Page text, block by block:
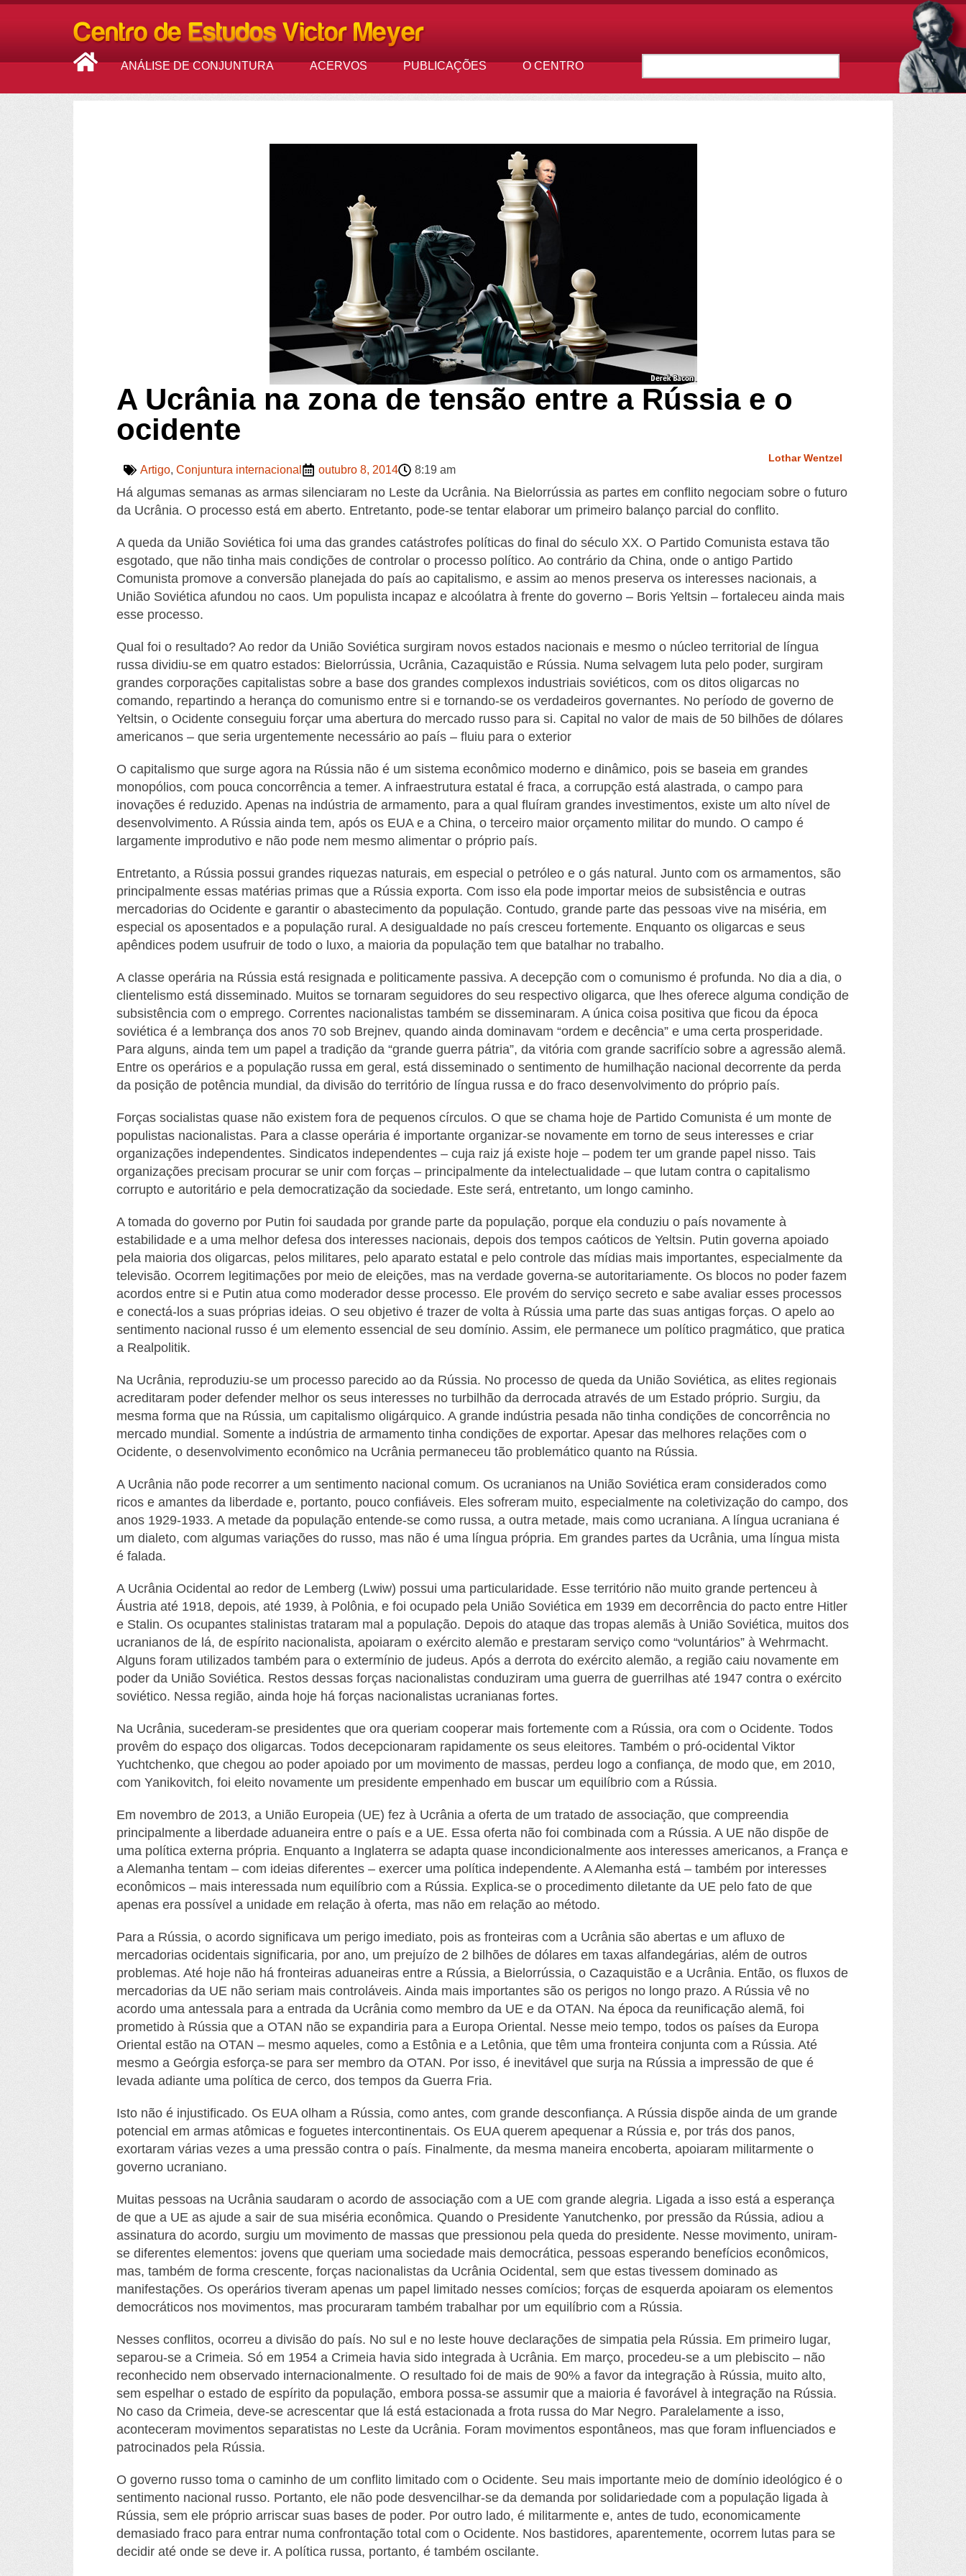
ANÁLISE DE CONJUNTURA ACERVOS PUBLICAÇÕES O CENTRO
A Ucrânia na zona de tensão entre a Rússia e o
ocidente
Lothar Wentzel
Artigo, Conjuntura internacional outubro 8, 2014 8:19 am
Há algumas semanas as armas silenciaram no Leste da Ucrânia. Na Bielorrússia as partes em conflito negociam sobre o futuro
da Ucrânia. O processo está em aberto. Entretanto, pode-se tentar elaborar um primeiro balanço parcial do conflito.
A queda da União Soviética foi uma das grandes catástrofes políticas do final do século XX. O Partido Comunista estava tão
esgotado, que não tinha mais condições de controlar o processo político. Ao contrário da China, onde o antigo Partido
Comunista promove a conversão planejada do país ao capitalismo, e assim ao menos preserva os interesses nacionais, a
União Soviética afundou no caos. Um populista incapaz e alcoólatra à frente do governo – Boris Yeltsin – fortaleceu ainda mais
esse processo.
Qual foi o resultado? Ao redor da União Soviética surgiram novos estados nacionais e mesmo o núcleo territorial de língua
russa dividiu-se em quatro estados: Bielorrússia, Ucrânia, Cazaquistão e Rússia. Numa selvagem luta pelo poder, surgiram
grandes corporações capitalistas sobre a base dos grandes complexos industriais soviéticos, com os ditos oligarcas no
comando, repartindo a herança do comunismo entre si e tornando-se os verdadeiros governantes. No período de governo de
Yeltsin, o Ocidente conseguiu forçar uma abertura do mercado russo para si. Capital no valor de mais de 50 bilhões de dólares
americanos – que seria urgentemente necessário ao país – fluiu para o exterior
O capitalismo que surge agora na Rússia não é um sistema econômico moderno e dinâmico, pois se baseia em grandes
monopólios, com pouca concorrência a temer. A infraestrutura estatal é fraca, a corrupção está alastrada, o campo para
inovações é reduzido. Apenas na indústria de armamento, para a qual fluíram grandes investimentos, existe um alto nível de
desenvolvimento. A Rússia ainda tem, após os EUA e a China, o terceiro maior orçamento militar do mundo. O campo é
largamente improdutivo e não pode nem mesmo alimentar o próprio país.
Entretanto, a Rússia possui grandes riquezas naturais, em especial o petróleo e o gás natural. Junto com os armamentos, são
principalmente essas matérias primas que a Rússia exporta. Com isso ela pode importar meios de subsistência e outras
mercadorias do Ocidente e garantir o abastecimento da população. Contudo, grande parte das pessoas vive na miséria, em
especial os aposentados e a população rural. A desigualdade no país cresceu fortemente. Enquanto os oligarcas e seus
apêndices podem usufruir de todo o luxo, a maioria da população tem que batalhar no trabalho.
A classe operária na Rússia está resignada e politicamente passiva. A decepção com o comunismo é profunda. No dia a dia, o
clientelismo está disseminado. Muitos se tornaram seguidores do seu respectivo oligarca, que lhes oferece alguma condição de
subsistência com o emprego. Correntes nacionalistas também se disseminaram. A única coisa positiva que ficou da época
soviética é a lembrança dos anos 70 sob Brejnev, quando ainda dominavam “ordem e decência” e uma certa prosperidade.
Para alguns, ainda tem um papel a tradição da “grande guerra pátria”, da vitória com grande sacrifício sobre a agressão alemã.
Entre os operários e a população russa em geral, está disseminado o sentimento de humilhação nacional decorrente da perda
da posição de potência mundial, da divisão do território de língua russa e do fraco desenvolvimento do próprio país.
Forças socialistas quase não existem fora de pequenos círculos. O que se chama hoje de Partido Comunista é um monte de
populistas nacionalistas. Para a classe operária é importante organizar-se novamente em torno de seus interesses e criar
organizações independentes. Sindicatos independentes – cuja raiz já existe hoje – podem ter um grande papel nisso. Tais
organizações precisam procurar se unir com forças – principalmente da intelectualidade – que lutam contra o capitalismo
corrupto e autoritário e pela democratização da sociedade. Este será, entretanto, um longo caminho.
A tomada do governo por Putin foi saudada por grande parte da população, porque ela conduziu o país novamente à
estabilidade e a uma melhor defesa dos interesses nacionais, depois dos tempos caóticos de Yeltsin. Putin governa apoiado
pela maioria dos oligarcas, pelos militares, pelo aparato estatal e pelo controle das mídias mais importantes, especialmente da
televisão. Ocorrem legitimações por meio de eleições, mas na verdade governa-se autoritariamente. Os blocos no poder fazem
acordos entre si e Putin atua como moderador desse processo. Ele provém do serviço secreto e sabe avaliar esses processos
e conectá-los a suas próprias ideias. O seu objetivo é trazer de volta à Rússia uma parte das suas antigas forças. O apelo ao
sentimento nacional russo é um elemento essencial de seu domínio. Assim, ele permanece um político pragmático, que pratica
a Realpolitik.
Na Ucrânia, reproduziu-se um processo parecido ao da Rússia. No processo de queda da União Soviética, as elites regionais
acreditaram poder defender melhor os seus interesses no turbilhão da derrocada através de um Estado próprio. Surgiu, da
mesma forma que na Rússia, um capitalismo oligárquico. A grande indústria pesada não tinha condições de concorrência no
mercado mundial. Somente a indústria de armamento tinha condições de exportar. Apesar das melhores relações com o
Ocidente, o desenvolvimento econômico na Ucrânia permaneceu tão problemático quanto na Rússia.
A Ucrânia não pode recorrer a um sentimento nacional comum. Os ucranianos na União Soviética eram considerados como
ricos e amantes da liberdade e, portanto, pouco confiáveis. Eles sofreram muito, especialmente na coletivização do campo, dos
anos 1929-1933. A metade da população entende-se como russa, a outra metade, mais como ucraniana. A língua ucraniana é
um dialeto, com algumas variações do russo, mas não é uma língua própria. Em grandes partes da Ucrânia, uma língua mista
é falada.
A Ucrânia Ocidental ao redor de Lemberg (Lwiw) possui uma particularidade. Esse território não muito grande pertenceu à
Áustria até 1918, depois, até 1939, à Polônia, e foi ocupado pela União Soviética em 1939 em decorrência do pacto entre Hitler
e Stalin. Os ocupantes stalinistas trataram mal a população. Depois do ataque das tropas alemãs à União Soviética, muitos dos
ucranianos de lá, de espírito nacionalista, apoiaram o exército alemão e prestaram serviço como “voluntários” à Wehrmacht.
Alguns foram utilizados também para o extermínio de judeus. Após a derrota do exército alemão, a região caiu novamente em
poder da União Soviética. Restos dessas forças nacionalistas conduziram uma guerra de guerrilhas até 1947 contra o exército
soviético. Nessa região, ainda hoje há forças nacionalistas ucranianas fortes.
Na Ucrânia, sucederam-se presidentes que ora queriam cooperar mais fortemente com a Rússia, ora com o Ocidente. Todos
provêm do espaço dos oligarcas. Todos decepcionaram rapidamente os seus eleitores. Também o pró-ocidental Viktor
Yuchtchenko, que chegou ao poder apoiado por um movimento de massas, perdeu logo a confiança, de modo que, em 2010,
com Yanikovitch, foi eleito novamente um presidente empenhado em buscar um equilíbrio com a Rússia.
Em novembro de 2013, a União Europeia (UE) fez à Ucrânia a oferta de um tratado de associação, que compreendia
principalmente a liberdade aduaneira entre o país e a UE. Essa oferta não foi combinada com a Rússia. A UE não dispõe de
uma política externa própria. Enquanto a Inglaterra se adapta quase incondicionalmente aos interesses americanos, a França e
a Alemanha tentam – com ideias diferentes – exercer uma política independente. A Alemanha está – também por interesses
econômicos – mais interessada num equilíbrio com a Rússia. Explica-se o procedimento diletante da UE pelo fato de que
apenas era possível a unidade em relação à oferta, mas não em relação ao método.
Para a Rússia, o acordo significava um perigo imediato, pois as fronteiras com a Ucrânia são abertas e um afluxo de
mercadorias ocidentais significaria, por ano, um prejuízo de 2 bilhões de dólares em taxas alfandegárias, além de outros
problemas. Até hoje não há fronteiras aduaneiras entre a Rússia, a Bielorrússia, o Cazaquistão e a Ucrânia. Então, os fluxos de
mercadorias da UE não seriam mais controláveis. Ainda mais importantes são os perigos no longo prazo. A Rússia vê no
acordo uma antessala para a entrada da Ucrânia como membro da UE e da OTAN. Na época da reunificação alemã, foi
prometido à Rússia que a OTAN não se expandiria para a Europa Oriental. Nesse meio tempo, todos os países da Europa
Oriental estão na OTAN – mesmo aqueles, como a Estônia e a Letônia, que têm uma fronteira conjunta com a Rússia. Até
mesmo a Geórgia esforça-se para ser membro da OTAN. Por isso, é inevitável que surja na Rússia a impressão de que é
levada adiante uma política de cerco, dos tempos da Guerra Fria.
Isto não é injustificado. Os EUA olham a Rússia, como antes, com grande desconfiança. A Rússia dispõe ainda de um grande
potencial em armas atômicas e foguetes intercontinentais. Os EUA querem apequenar a Rússia e, por trás dos panos,
exortaram várias vezes a uma pressão contra o país. Finalmente, da mesma maneira encoberta, apoiaram militarmente o
governo ucraniano.
Muitas pessoas na Ucrânia saudaram o acordo de associação com a UE com grande alegria. Ligada a isso está a esperança
de que a UE as ajude a sair de sua miséria econômica. Quando o Presidente Yanutchenko, por pressão da Rússia, adiou a
assinatura do acordo, surgiu um movimento de massas que pressionou pela queda do presidente. Nesse movimento, uniram-
se diferentes elementos: jovens que queriam uma sociedade mais democrática, pessoas esperando benefícios econômicos,
mas, também de forma crescente, forças nacionalistas da Ucrânia Ocidental, sem que estas tivessem dominado as
manifestações. Os operários tiveram apenas um papel limitado nesses comícios; forças de esquerda apoiaram os elementos
democráticos nos movimentos, mas procuraram também trabalhar por um equilíbrio com a Rússia.
Nesses conflitos, ocorreu a divisão do país. No sul e no leste houve declarações de simpatia pela Rússia. Em primeiro lugar,
separou-se a Crimeia. Só em 1954 a Crimeia havia sido integrada à Ucrânia. Em março, procedeu-se a um plebiscito – não
reconhecido nem observado internacionalmente. O resultado foi de mais de 90% a favor da integração à Rússia, muito alto,
sem espelhar o estado de espírito da população, embora possa-se assumir que a maioria é favorável à integração na Rússia.
No caso da Crimeia, deve-se acrescentar que lá está estacionada a frota russa do Mar Negro. Paralelamente a isso,
aconteceram movimentos separatistas no Leste da Ucrânia. Foram movimentos espontâneos, mas que foram influenciados e
patrocinados pela Rússia.
O governo russo toma o caminho de um conflito limitado com o Ocidente. Seu mais importante meio de domínio ideológico é o
sentimento nacional russo. Portanto, ele não pode desvencilhar-se da demanda por solidariedade com a população ligada à
Rússia, sem ele próprio arriscar suas bases de poder. Por outro lado, é militarmente e, antes de tudo, economicamente
demasiado fraco para entrar numa confrontação total com o Ocidente. Nos bastidores, aparentemente, ocorrem lutas para se
decidir até onde se deve ir. A política russa, portanto, é também oscilante.